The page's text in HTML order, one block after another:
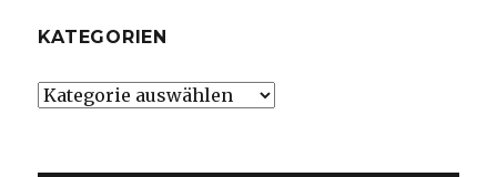
KATEGORIEN
Kategorien